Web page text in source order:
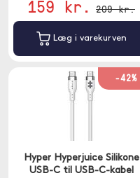
159 kr. 209 kr.
Læg i varekurven
-42%
Hyper Hyperjuice Silikone
USB-C til USB-C-kabel